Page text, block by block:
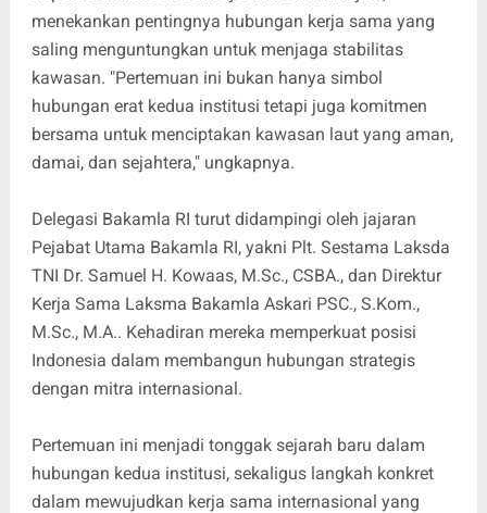
menekankan pentingnya hubungan kerja sama yang
saling menguntungkan untuk menjaga stabilitas
kawasan. "Pertemuan ini bukan hanya simbol
hubungan erat kedua institusi tetapi juga komitmen
bersama untuk menciptakan kawasan laut yang aman,
damai, dan sejahtera," ungkapnya.
Delegasi Bakamla RI turut didampingi oleh jajaran
Pejabat Utama Bakamla RI, yakni Plt. Sestama Laksda
TNI Dr. Samuel H. Kowaas, M.Sc., CSBA., dan Direktur
Kerja Sama Laksma Bakamla Askari PSC., S.Kom.,
M.Sc., M.A.. Kehadiran mereka memperkuat posisi
Indonesia dalam membangun hubungan strategis
dengan mitra internasional.
Pertemuan ini menjadi tonggak sejarah baru dalam
hubungan kedua institusi, sekaligus langkah konkret
dalam mewujudkan kerja sama internasional yang